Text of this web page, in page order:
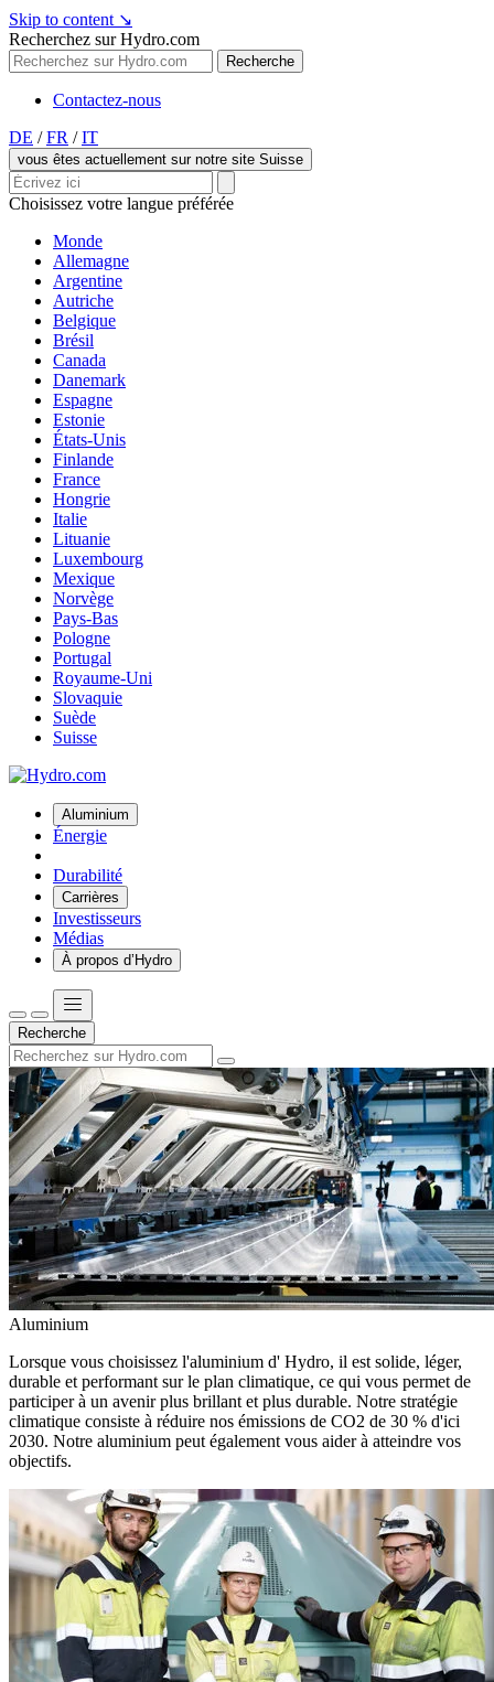
Skip to content ↘
Recherchez sur Hydro.com
Recherche
Contactez-nous
DE / FR / IT
vous êtes actuellement sur notre site Suisse
Choisissez votre langue préférée
Monde
Allemagne
Argentine
Autriche
Belgique
Brésil
Canada
Danemark
Espagne
Estonie
États-Unis
Finlande
France
Hongrie
Italie
Lituanie
Luxembourg
Mexique
Norvège
Pays-Bas
Pologne
Portugal
Royaume-Uni
Slovaquie
Suède
Suisse
Aluminium
Énergie
Durabilité
Carrières
Investisseurs
Médias
À propos d’Hydro
Recherche
Aluminium
Lorsque vous choisissez l'aluminium d' Hydro, il est solide, léger,
durable et performant sur le plan climatique, ce qui vous permet de
participer à un avenir plus brillant et plus durable. Notre stratégie
climatique consiste à réduire nos émissions de CO2 de 30 % d'ici
2030. Notre aluminium peut également vous aider à atteindre vos
objectifs.